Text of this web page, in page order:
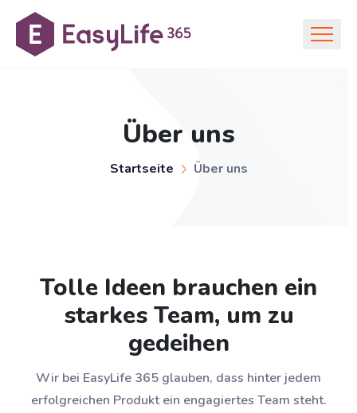
Über uns
Startseite Über uns
Tolle Ideen brauchen ein
starkes Team, um zu
gedeihen
Wir bei EasyLife 365 glauben, dass hinter jedem
erfolgreichen Produkt ein engagiertes Team steht.